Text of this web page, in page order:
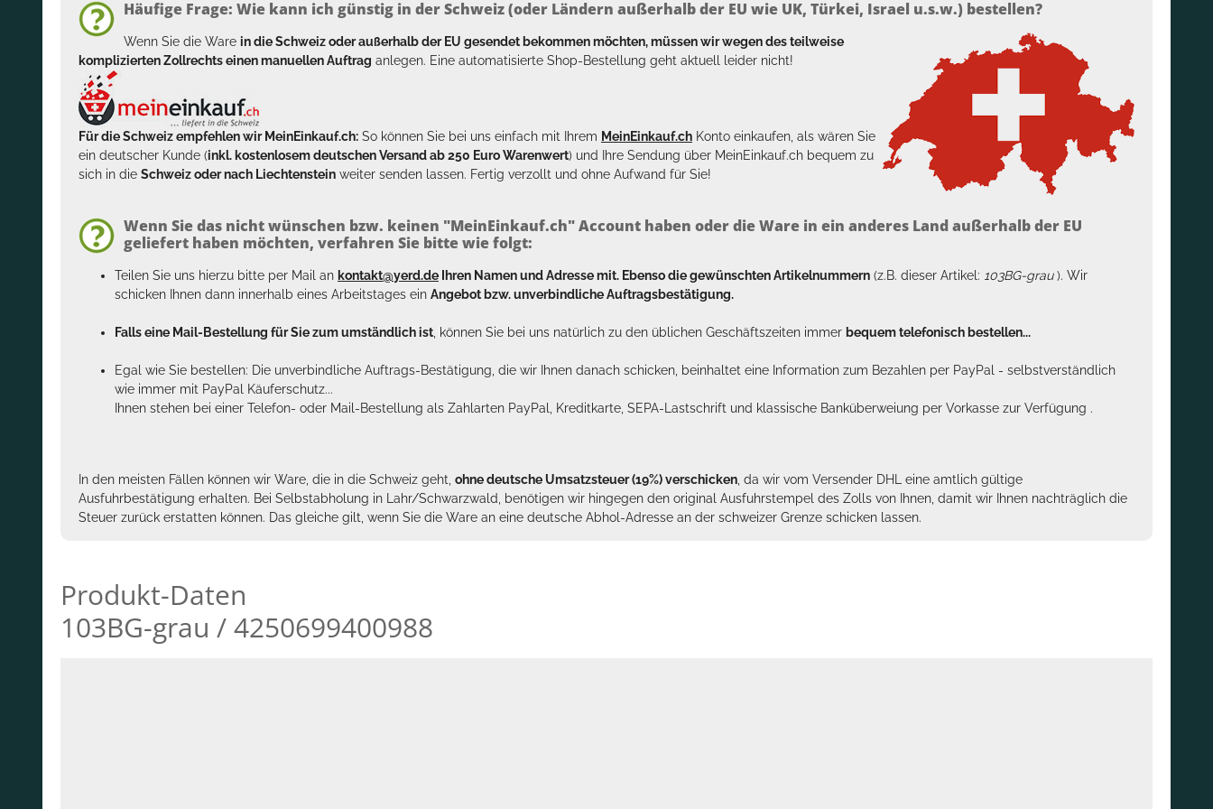
Häufige Frage: Wie kann ich günstig in der Schweiz (oder Ländern außerhalb der EU wie UK, Türkei, Israel u.s.w.) bestellen?
Wenn Sie die Ware in die Schweiz oder außerhalb der EU gesendet bekommen möchten, müssen wir wegen des teilweise
komplizierten Zollrechts einen manuellen Auftrag anlegen. Eine automatisierte Shop-Bestellung geht aktuell leider nicht!
Für die Schweiz empfehlen wir MeinEinkauf.ch: So können Sie bei uns einfach mit Ihrem MeinEinkauf.ch Konto einkaufen, als wären Sie
ein deutscher Kunde (inkl. kostenlosem deutschen Versand ab 250 Euro Warenwert) und Ihre Sendung über MeinEinkauf.ch bequem zu
sich in die Schweiz oder nach Liechtenstein weiter senden lassen. Fertig verzollt und ohne Aufwand für Sie!
Wenn Sie das nicht wünschen bzw. keinen "MeinEinkauf.ch" Account haben oder die Ware in ein anderes Land außerhalb der EU
geliefert haben möchten, verfahren Sie bitte wie folgt:
Teilen Sie uns hierzu bitte per Mail an kontakt@yerd.de Ihren Namen und Adresse mit. Ebenso die gewünschten Artikelnummern (z.B. dieser Artikel: 103BG-grau). Wir
schicken Ihnen dann innerhalb eines Arbeitstages ein Angebot bzw. unverbindliche Auftragsbestätigung.
Falls eine Mail-Bestellung für Sie zum umständlich ist , können Sie bei uns natürlich zu den üblichen Geschäftszeiten immer bequem telefonisch bestellen...
Egal wie Sie bestellen: Die unverbindliche Auftrags-Bestätigung, die wir Ihnen danach schicken, beinhaltet eine Information zum Bezahlen per PayPal - selbstverständlich
wie immer mit PayPal Käuferschutz...
Ihnen stehen bei einer Telefon- oder Mail-Bestellung als Zahlarten PayPal, Kreditkarte, SEPA-Lastschrift und klassische Banküberweiung per Vorkasse zur Verfügung .
In den meisten Fällen können wir Ware, die in die Schweiz geht, ohne deutsche Umsatzsteuer (19%) verschicken , da wir vom Versender DHL eine amtlich gültige
Ausfuhrbestätigung erhalten. Bei Selbstabholung in Lahr/Schwarzwald, benötigen wir hingegen den original Ausfuhrstempel des Zolls von Ihnen, damit wir Ihnen nachträglich die
Steuer zurück erstatten können. Das gleiche gilt, wenn Sie die Ware an eine deutsche Abhol-Adresse an der schweizer Grenze schicken lassen.
Produkt-Daten
103BG-grau / 4250699400988